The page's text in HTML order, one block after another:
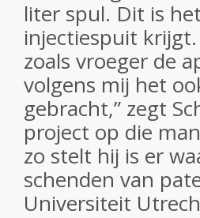
liter spul. Dit is
injectiespuit
zoals vroeger de
volgens mij het
gebracht,” zegt
project op die
zo stelt hij is er
schenden van
Universiteit